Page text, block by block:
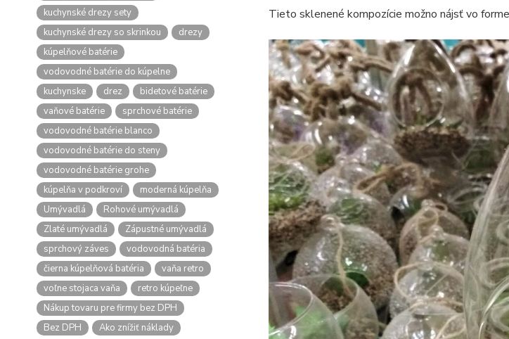
kuchynské drezy sety
kuchynské drezy so skrinkou
drezy
kúpelňové batérie
vodovodné batérie do kúpelne
kuchynske
drez
bidetové batérie
vaňové batérie
sprchové batérie
vodovodné batérie blanco
vodovodné batérie do steny
vodovodné batérie grohe
kúpelňa v podkroví
moderná kúpelňa
Umývadlá
Rohové umývadlá
Zlaté umývadlá
Zápustné umývadlá
sprchový záves
vodovodná batéria
čierna kúpelňová batéria
vaňa retro
voľne stojaca vaňa
retro kúpeľne
Nákup tovaru pre firmy bez DPH
Bez DPH
Ako znížiť náklady
Tieto sklenené kompozície možno nájsť vo